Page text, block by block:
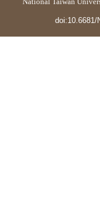
doi:10.6681/